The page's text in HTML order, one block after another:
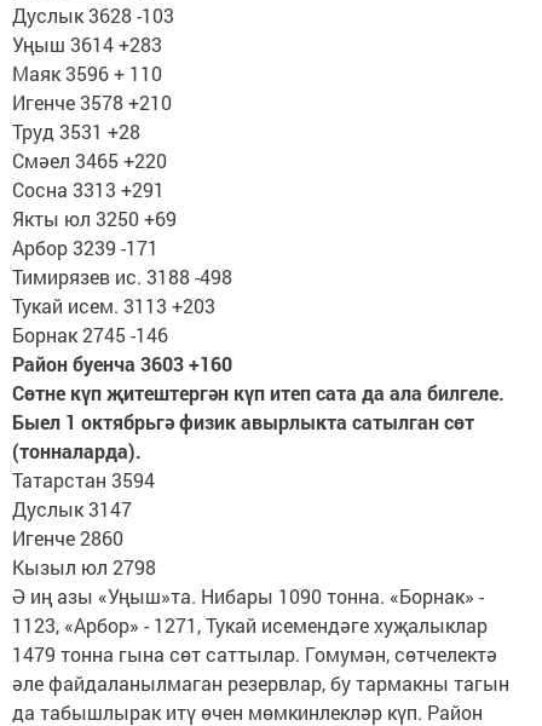
Дуслык 3628 -103
Уңыш 3614 +283
Маяк 3596 + 110
Игенче 3578 +210
Труд 3531 +28
Смәел 3465 +220
Сосна 3313 +291
Якты юл 3250 +69
Арбор 3239 -171
Тимирязев ис. 3188 -498
Тукай исем. 3113 +203
Борнак 2745 -146
Район буенча 3603 +160
Сөтне күп җитештергән күп итеп сата да ала билгеле.
Быел 1 октябрьгә физик авырлыкта сатылган сөт
(тонналарда).
Татарстан 3594
Дуслык 3147
Игенче 2860
Кызыл юл 2798
Ә иң азы «Уңыш»та. Нибары 1090 тонна. «Борнак» -
1123, «Арбор» - 1271, Тукай исемендәге хуҗалыклар
1479 тонна гына сөт саттылар. Гомумән, сөтчелектә
әле файдаланылмаган резервлар, бу тармакны тагын
да табышлырак итү өчен мөмкинлекләр күп. Район